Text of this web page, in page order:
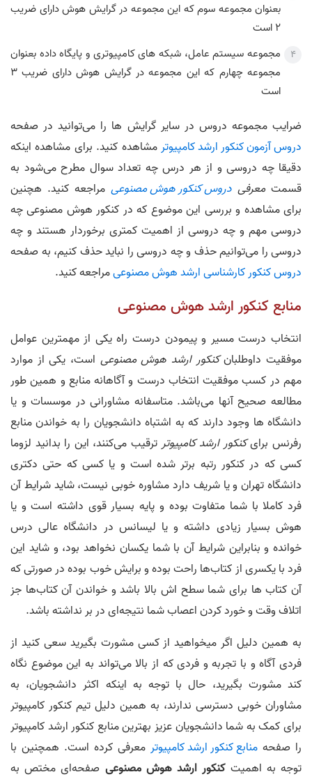
بعنوان مجموعه سوم که این مجموعه در گرایش هوش دارای ضریب
2 است
مجموعه سیستم عامل، شبکه های کامپیوتری و پایگاه داده بعنوان
مجموعه چهارم که این مجموعه در گرایش هوش دارای ضریب 3
است
ضرایب مجموعه دروس در سایر گرایش ها را می‌توانید در صفحه
دروس آزمون کنکور ارشد کامپیوترمشاهده کنید. برای مشاهده اینکه
دقیقا چه دروسی و از هر درس چه تعداد سوال مطرح می‌شود به
قسمت معرفی دروس کنکور هوش مصنوعی مراجعه کنید. هچنین
برای مشاهده و بررسی این موضوع که در کنکور هوش مصنوعی چه
دروسی مهم و چه دروسی از اهمیت کمتری برخوردار هستند و چه
دروسی را می‌توانیم حذف و چه دروسی را نباید حذف کنیم، به صفحه
دروس کنکور کارشناسی ارشد هوش مصنوعیمراجعه کنید.
منابع کنکور ارشد هوش مصنوعی
انتخاب درست مسیر و پیمودن درست راه یکی از مهمترین عوامل
موفقیت داوطلبانکنکور ارشد هوش مصنوعی است، یکی از موارد
مهم در کسب موفقیت انتخاب درست و آگاهانه منابع و همین طور
مطالعه صحیح آنها می‌باشد. متاسفانه مشاورانی در موسسات و یا
دانشگاه ها وجود دارند که به اشتباه دانشجویان را به خواندن منابع
رفرنس برایکنکور ارشد کامپیوتر ترقیب می‌کنند، این را بدانید لزوما
کسی که در کنکور رتبه برتر شده است و یا کسی که حتی دکتری
دانشگاه تهران و یا شریف دارد مشاوره خوبی نیست، شاید شرایط آن
فرد کاملا با شما متفاوت بوده و پایه بسیار قوی داشته است و یا
هوش بسیار زیادی داشته و یا لیسانس در دانشگاه عالی درس
خوانده و بنابراین شرایط آن با شما یکسان نخواهد بود، و شاید این
فرد با یکسری از کتاب‌ها راحت بوده و برایش خوب بوده در صورتی که
آن کتاب ها برای شما سطح اش بالا باشد و خواندن آن کتاب‌ها جز
اتلاف وقت و خورد کردن اعصاب شما نتیجه‌ای در بر نداشته باشد.
به همین دلیل اگر میخواهید از کسی مشورت بگیرید سعی کنید از
فردی آگاه و با تجربه و فردی که از بالا می‌تواند به این موضوع نگاه
کند مشورت بگیرید، حال با توجه به اینکه اکثر دانشجویان، به
مشاوران خوبی دسترسی ندارند، به همین دلیل تیم کنکور کامپیوتر
برای کمک به شما دانشجویان عزیز بهترین منابع کنکور ارشد کامپیوتر
را صفحه منابع کنکور ارشد کامپیوتر معرفی کرده است. همچنین با
توجه به اهمیتکنکور ارشد هوش مصنوعی صفحه‌ای مختص به